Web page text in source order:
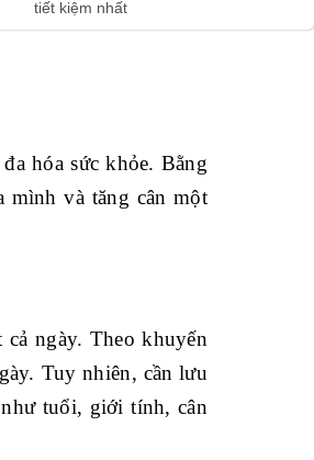
nên chia đều lượng
hóa sức khỏe. Bằng
mình và tăng cân một
ngày. Theo khuyến
Tuy nhiên, cần lưu
tuổi, giới tính, cân